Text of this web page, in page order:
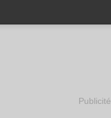
Publicité